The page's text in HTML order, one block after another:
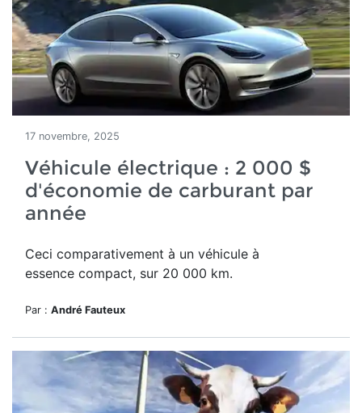
17 novembre, 2025
Véhicule électrique : 2 000 $
d'économie de carburant par
année
Ceci comparativement à un véhicule à
essence compact, sur 20 000 km.
Par : André Fauteux